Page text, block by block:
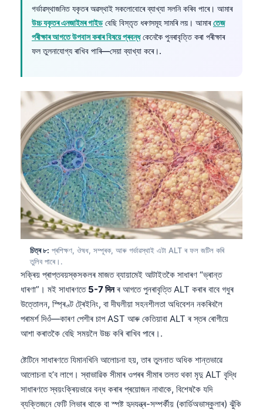
গৰ্ভাৱস্থাজনিত যকৃতৰ অৱস্থাই সকলোবোৰে ব্যাখ্যা সলনি কৰিব পাৰে। আমাৰ
উচ্চ যকৃতৰ এনজাইমৰ গাইডবেছি বিস্তৃত ধৰণসমূহ সামৰি লয়। আমাৰতেজ
পৰীক্ষাৰ আগতে উপবাস কৰাৰ বিষয়ে প্ৰবন্ধকেনেকৈ পুনৰাবৃত্তি কৰা পৰীক্ষাৰ
ফল তুলনাযোগ্য ৰাখিব পাৰি—সেয়া ব্যাখ্যা কৰে।.
চিত্ৰ ৮: প্ৰশিক্ষণ, ঔষধ, সম্পূৰক, আৰু গৰ্ভাৱস্থাই এটা ALT ৰ ফল জটিল কৰি
তুলিব পাৰে।.
সক্ৰিয় প্ৰাপ্তবয়স্কসকলৰ মাজত ব্যায়ামেই আটাইতকৈ সাধাৰণ “ভ্ৰান্ত
ধাৰণা”। মই সাধাৰণতে 5-7 দিনৰ আগতে পুনৰাবৃত্তি ALT কৰাৰ বাবে গধুৰ
উত্তোলন, স্প্ৰিণ্ট ট্ৰেইনিং, বা দীঘলীয়া সহনশীলতা অধিবেশন নকৰিবলৈ
পৰামৰ্শ দিওঁ—কাৰণ পেশীৰ চাপ AST আৰু কেতিয়াবা ALT ৰ স্তৰ ৰোগীয়ে
আশা কৰাতকৈ বেছি সময়লৈ উচ্চ কৰি ৰাখিব পাৰে।.
ষ্টেটিনে সাধাৰণতে যিমানখিনি আলোচনা হয়, তাৰ তুলনাত অধিক শান্তভাৱে
আলোচনা হ’ব লাগে। স্বাভাৱিক সীমাৰ ওপৰৰ সীমাৰ তলত থকা মৃদু ALT বৃদ্ধি
সাধাৰণতে স্বয়ংক্ৰিয়ভাৱে বন্ধ কৰাৰ প্ৰয়োজন নাথাকে, বিশেষকৈ যদি
ব্যক্তিজনে ফেটি লিভাৰ থাকে বা স্পষ্ট হৃদযন্ত্ৰ-সম্পৰ্কীয় (কাৰ্ডিঅভাস্কুলাৰ) ঝুঁকি
فارسی
Български
Dansk
Nederlands
हिन्दी
Bahasa Indonesia
Հայերեն
Íslenska
Svenska
Bosanski
Azərbaycan dili
Eesti
日本語
Čeština
ქართული
Polski
한국어
Slovenščina